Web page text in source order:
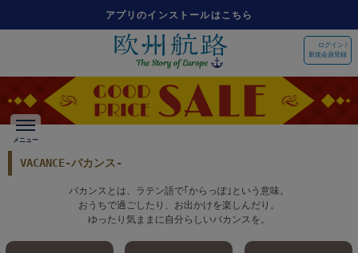
アプリのインストールはこちら
ログイン /
新規会員登録
VACANCE-バカンス-
バカンスとは、ラテン語で｢からっぽ｣という意味。
おうちで過ごしたり、お出かけを楽しんだり。
ゆったり気ままに自分らしいバカンスを。